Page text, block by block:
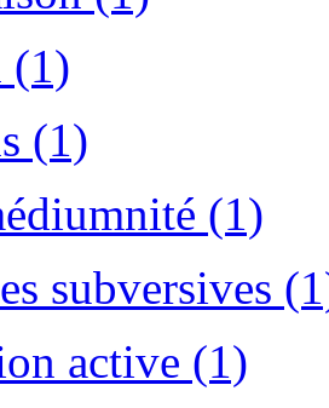
(1)
(1)
(1)
subversives
active (1)